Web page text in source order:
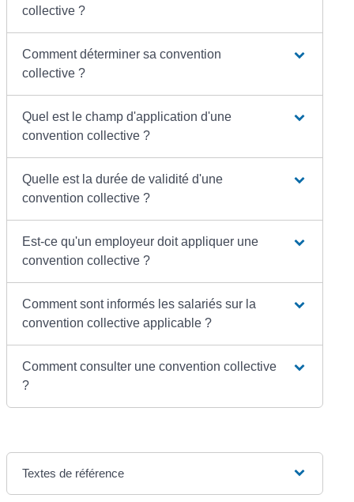
collective ?
Comment déterminer sa convention
collective ?
Quel est le champ d'application d'une
convention collective ?
Quelle est la durée de validité d'une
convention collective ?
Est-ce qu'un employeur doit appliquer une
convention collective ?
Comment sont informés les salariés sur la
convention collective applicable ?
Comment consulter une convention collective
?
Textes de référence